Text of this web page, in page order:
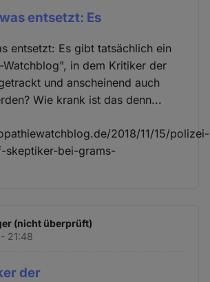
entsetzt: Es
entsetzt: Es gibt tatsächlich ein
in dem Kritiker der
und anscheinend auch
Wie krank ist das denn...
2018/11/15/polizei-
skeptiker-bei-grams-
(nicht überprüft)
21:48
der